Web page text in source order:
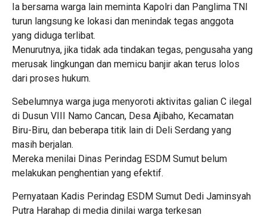
Ia bersama warga lain meminta Kapolri dan Panglima TNI
turun langsung ke lokasi dan menindak tegas anggota
yang diduga terlibat.
Menurutnya, jika tidak ada tindakan tegas, pengusaha yang
merusak lingkungan dan memicu banjir akan terus lolos
dari proses hukum.
Sebelumnya warga juga menyoroti aktivitas galian C ilegal
di Dusun VIII Namo Cancan, Desa Ajibaho, Kecamatan
Biru-Biru, dan beberapa titik lain di Deli Serdang yang
masih berjalan.
Mereka menilai Dinas Perindag ESDM Sumut belum
melakukan penghentian yang efektif.
Pernyataan Kadis Perindag ESDM Sumut Dedi Jaminsyah
Putra Harahap di media dinilai warga terkesan